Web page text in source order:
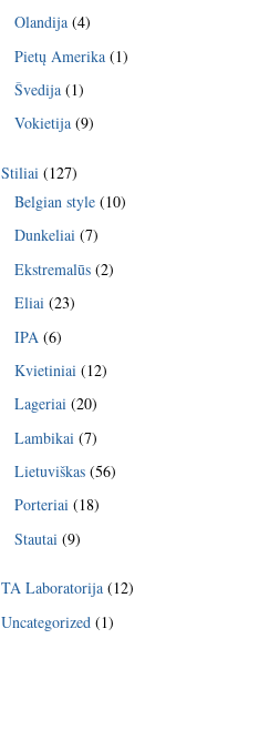
Olandija (4)
Pietų Amerika (1)
Švedija (1)
Vokietija (9)
Stiliai (127)
Belgian style (10)
Dunkeliai (7)
Ekstremalūs (2)
Eliai (23)
IPA (6)
Kvietiniai (12)
Lageriai (20)
Lambikai (7)
Lietuviškas (56)
Porteriai (18)
Stautai (9)
TA Laboratorija (12)
Uncategorized (1)